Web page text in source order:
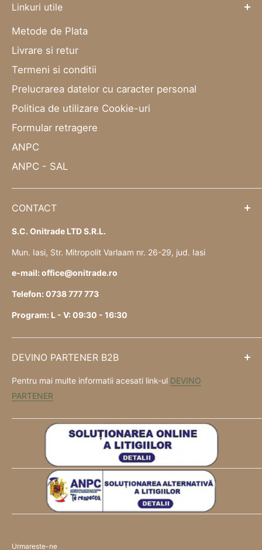
Linkuri utile
Metode de Plata
Livrare si retur
Termeni si conditii
Prelucrarea datelor cu caracter personal
Politica de utilizare Cookie-uri
Formular retragere
ANPC
ANPC - SAL
CONTACT
S.C. Onitrade LTD S.R.L.
Mun. Iasi, Str. Mitropolit Varlaam nr. 26-29, jud. Iasi
e-mail: office@onitrade.ro
Telefon: 0738 777 773
Program: L - V: 09:30 - 16:30
DEVINO PARTENER B2B
Pentru mai multe informatii acesati link-ul DEVINO
PARTENER
Urmareste-ne